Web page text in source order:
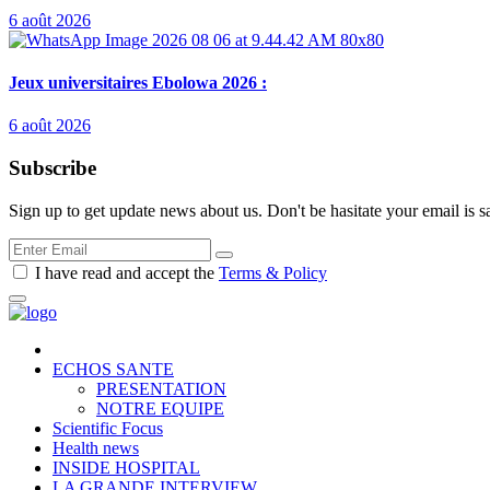
6 août 2026
Jeux universitaires Ebolowa 2026 :
6 août 2026
Subscribe
Sign up to get update news about us. Don't be hasitate your email is
I have read and accept the Terms & Policy
ECHOS SANTE
PRESENTATION
NOTRE EQUIPE
Scientific Focus
Health news
INSIDE HOSPITAL